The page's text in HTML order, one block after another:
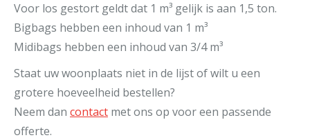
Voor los gestort geldt dat 1 m³ gelijk is aan 1,5 ton.
Bigbags hebben een inhoud van 1 m³
Midibags hebben een inhoud van 3/4 m³
Staat uw woonplaats niet in de lijst of wilt u een
grotere hoeveelheid bestellen?
Neem dan contact met ons op voor een passende
offerte.